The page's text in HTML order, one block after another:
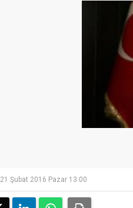
21 Şubat 2016 Pazar 13:00